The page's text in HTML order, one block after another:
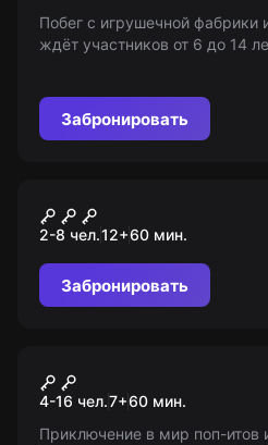
Побег с игрушечной фабрики
ждёт участников от 6 до 14
Забронировать
Узник
2-8 чел.12+60 мин.
Забронировать
Поп-ит
4-16 чел.7+60 мин.
Приключение в мир поп-итов